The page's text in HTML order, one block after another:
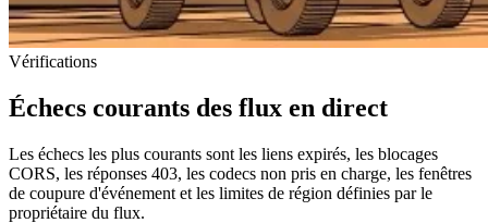
Vérifications
Échecs courants des flux en direct
Les échecs les plus courants sont les liens expirés, les blocages
CORS, les réponses 403, les codecs non pris en charge, les fenêtres
de coupure d'événement et les limites de région définies par le
propriétaire du flux.